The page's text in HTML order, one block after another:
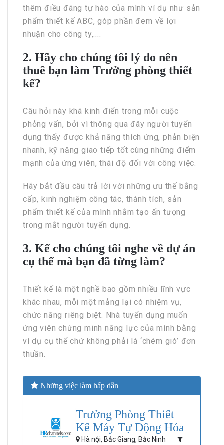
thêm điều đáng tự hào của mình ví dụ như sản
phẩm thiết kế ABC, góp phần đem về lợi
nhuận cho công ty,....
2. Hãy cho chúng tôi lý do nên
thuê bạn làm Trưởng phòng thiết
kế?
Câu hỏi này khá kinh điển trong mỗi cuộc
phỏng vấn, bởi vì thông qua đây người tuyển
dụng thấy được khả năng thích ứng, phản biện
nhanh, kỹ năng giao tiếp tốt cùng những điểm
mạnh của ứng viên, thái độ đối với công việc.
Hãy bắt đầu câu trả lời với những ưu thế bằng
cấp, kinh nghiệm công tác, thành tích, sản
phẩm thiết kế của mình nhằm tạo ấn tượng
trong mắt người tuyển dụng.
3. Kể cho chúng tôi nghe về dự án
cụ thể mà bạn đã từng làm?
Thiết kế là một nghề bao gồm nhiều lĩnh vực
khác nhau, mỗi một mảng lại có nhiệm vụ,
chức năng riêng biệt. Nhà tuyển dụng muốn
ứng viên chứng minh năng lực của mình bằng
ví dụ cụ thể chứ không phải là ‘chém gió’ đơn
thuần.
Những việc làm hấp dẫn
Trưởng Phòng Thiết
Kế Máy Tự Động Hóa
Hà nội, Bắc Giang, Bắc Ninh